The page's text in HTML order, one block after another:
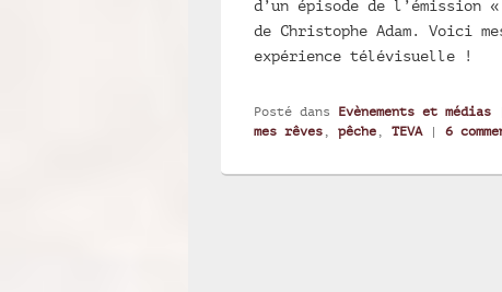
d’un épisode de l’émission
de Christophe Adam. Voici
expérience télévisuelle !
Posté dans Evènements et médias
mes rêves
pêche TEVA | 6